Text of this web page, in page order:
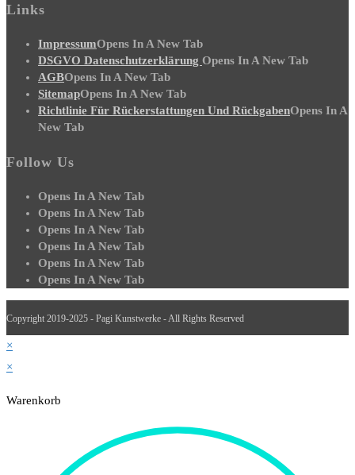
Links
ImpressumOpens In A New Tab
DSGVO Datenschutzerklärung Opens In A New Tab
AGBOpens In A New Tab
SitemapOpens In A New Tab
Richtlinie Für Rückerstattungen Und RückgabenOpens In A
New Tab
Follow Us
Opens In A New Tab
Opens In A New Tab
Opens In A New Tab
Opens In A New Tab
Opens In A New Tab
Opens In A New Tab
Copyright 2019-2025 - Pagi Kunstwerke - All Rights Reserved
×
×
Warenkorb